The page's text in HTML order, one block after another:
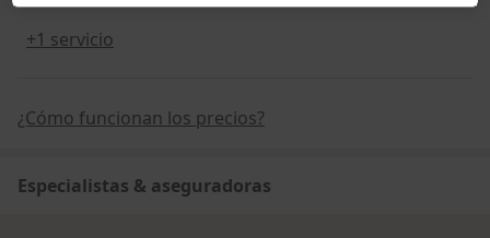
+1 servicio
¿Cómo funcionan los precios?
Especialistas & aseguradoras